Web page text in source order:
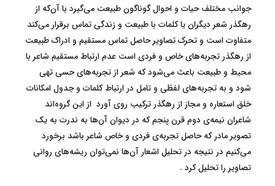
جوانب مختلف حیات و احوال گوناگون طبیعت می‌گیرد با آن‌که از
رهگذر شعر دیگران یا کلمات با طبیعت و زندگی تماس برقرار می‌کند
متفاوت است و تحرک تصاویر حاصل تماس مستقیم و ادراک طبیعت
از رهگذر تجربه‌های خاص و فردی است عدم ارتباط مستقیم شاعر با
محیط و طبیعت باعث می‌شود که شعر از تجربه‌های حسی تهی
شود و به تجربه‌های لفظی و تامل در ارتباط کلمات و جدول امکانات
خلق استعاره و مجاز از رهگذر ترکیب روی آورد از این گروه‌اند
شاعران نیمه‌ی دوم قرن پنجم که در دیوان آن‌ها به ندرت به یک
تصویر مادر که حاصل تجربه‌ی فردی و خاص شاعر باشد برخورد
می‌کنیم در نتیجه در تحلیل اشعار آن‌ها نمی‌توان ریشه‌های روانی
تصاویر را تحلیل کرد .